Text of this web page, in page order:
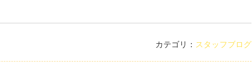
カテゴリ： スタッフブログ